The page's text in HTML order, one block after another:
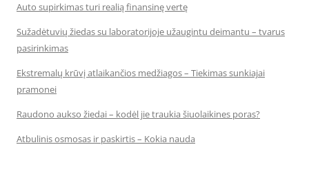
Auto supirkimas turi realią finansinę vertę
Sužadėtuvių žiedas su laboratorijoje užaugintu deimantu – tvarus
pasirinkimas
Ekstremalų krūvį atlaikančios medžiagos – Tiekimas sunkiajai
pramonei
Raudono aukso žiedai – kodėl jie traukia šiuolaikines poras?
Atbulinis osmosas ir paskirtis – Kokia nauda